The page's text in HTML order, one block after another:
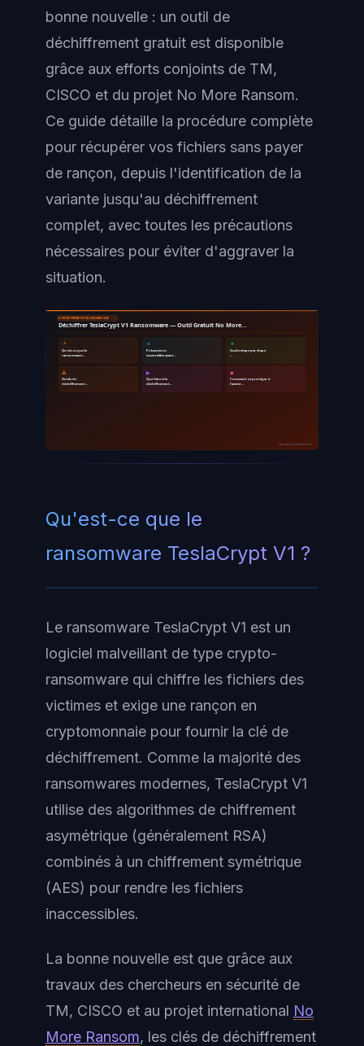
bonne nouvelle : un outil de
déchiffrement gratuit est disponible
grâce aux efforts conjoints de TM,
CISCO et du projet No More Ransom.
Ce guide détaille la procédure complète
pour récupérer vos fichiers sans payer
de rançon, depuis l'identification de la
variante jusqu'au déchiffrement
complet, avec toutes les précautions
nécessaires pour éviter d'aggraver la
situation.
DÉCHIFFREMENT RANSOMWARE
Déchiffrer TeslaCrypt V1 Ransomware — Outil Gratuit No More…
📌
Qu'est-ce que le
ransomware…
🔹
Précautions
essentielles avant…
🔸
Guide étape par étape
🔺
Outils de
déchiffrement…
▶
Que faire si le
déchiffrement…
◆
Comment se protéger à
l'avenir…
ayinedjimi-consultants.fr
Qu'est-ce que le
ransomware TeslaCrypt V1 ?
Le ransomware TeslaCrypt V1 est un
logiciel malveillant de type crypto-
ransomware qui chiffre les fichiers des
victimes et exige une rançon en
cryptomonnaie pour fournir la clé de
déchiffrement. Comme la majorité des
ransomwares modernes, TeslaCrypt V1
utilise des algorithmes de chiffrement
asymétrique (généralement RSA)
combinés à un chiffrement symétrique
(AES) pour rendre les fichiers
inaccessibles.
La bonne nouvelle est que grâce aux
travaux des chercheurs en sécurité de
TM, CISCO et au projet international No
More Ransom, les clés de déchiffrement